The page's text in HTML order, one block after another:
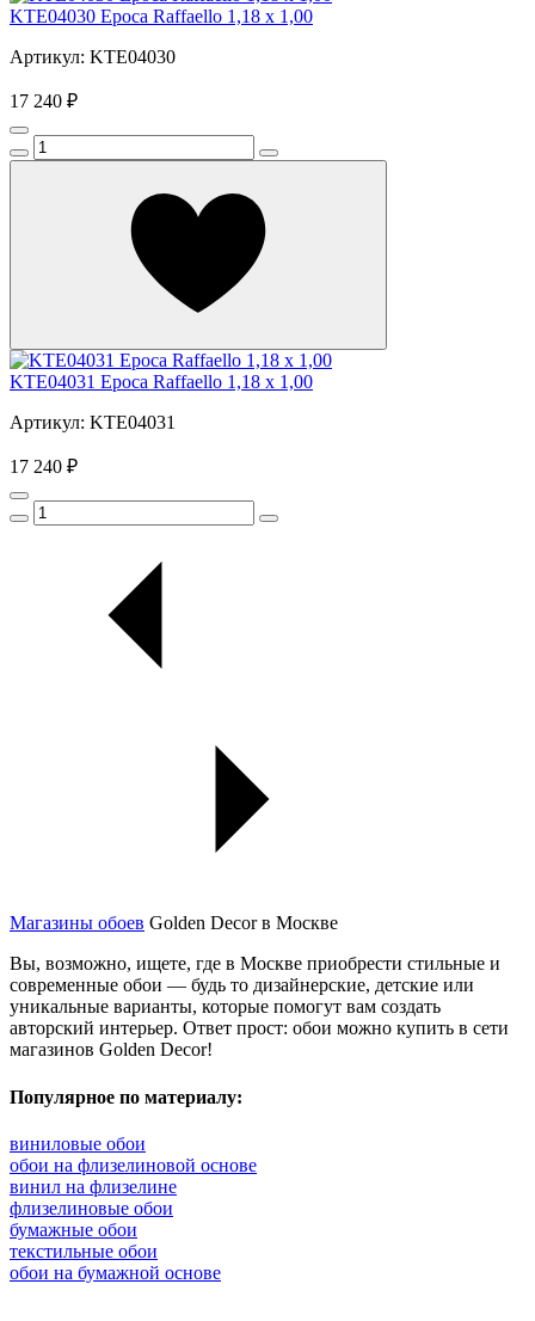
KTE04030 Epoca Raffaello 1,18 x 1,00
Артикул: KTE04030
17 240 ₽
KTE04031 Epoca Raffaello 1,18 x 1,00
Артикул: KTE04031
17 240 ₽
Магазины обоев Golden Decor в Москве
Вы, возможно, ищете, где в Москве приобрести стильные и
современные обои — будь то дизайнерские, детские или
уникальные варианты, которые помогут вам создать
авторский интерьер. Ответ прост: обои можно купить в сети
магазинов Golden Decor!
Популярное по материалу:
виниловые обои
обои на флизелиновой основе
винил на флизелине
флизелиновые обои
бумажные обои
текстильные обои
обои на бумажной основе